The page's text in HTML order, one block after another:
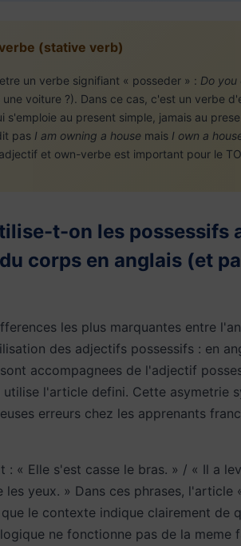
(stative verb)
un verbe signifiant « posseder » : Do you
une voiture ?). Dans ce cas, c'est un verbe
s'emploie au present simple, jamais au
pas I am owning a house mais I own a
et own-verbe est important pour le
t-on les possessifs
corps en anglais (et
les plus marquantes entre
des adjectifs possessifs : en
accompagnees de l'adjectif
utilise l'article defini. Cette asymetrie
erreurs chez les apprenants
: « Elle s'est casse le bras. » / « Il a
les yeux. » Dans ces phrases, l'article
le contexte indique clairement de
ne fonctionne pas de la meme